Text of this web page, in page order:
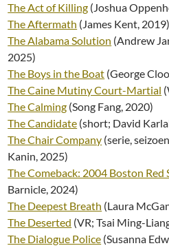
The Act of Killing (Joshua
The Aftermath (James Kent, 2019)
The Alabama Solution (Andrew
2025)
The Boys in the Boat (George
The Caine Mutiny Court-Martial
The Calming (Song Fang, 2020)
The Candidate (short; David
The Chair Company (serie,
Kanin, 2025)
The Comeback: 2004 Boston Red
Barnicle, 2024)
The Deepest Breath (Laura
The Deserted (VR; Tsai Ming-
The Dialogue Police (Susanna